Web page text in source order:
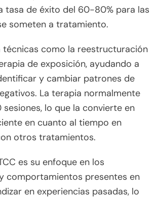
tasa de éxito del 60-80% para las
someten a tratamiento.
técnicas como la reestructuración
de exposición, ayudando a
y cambiar patrones de
La terapia normalmente
sesiones, lo que la convierte en
en cuanto al tiempo en
otros tratamientos.
es su enfoque en los
comportamientos presentes en
en experiencias pasadas, lo